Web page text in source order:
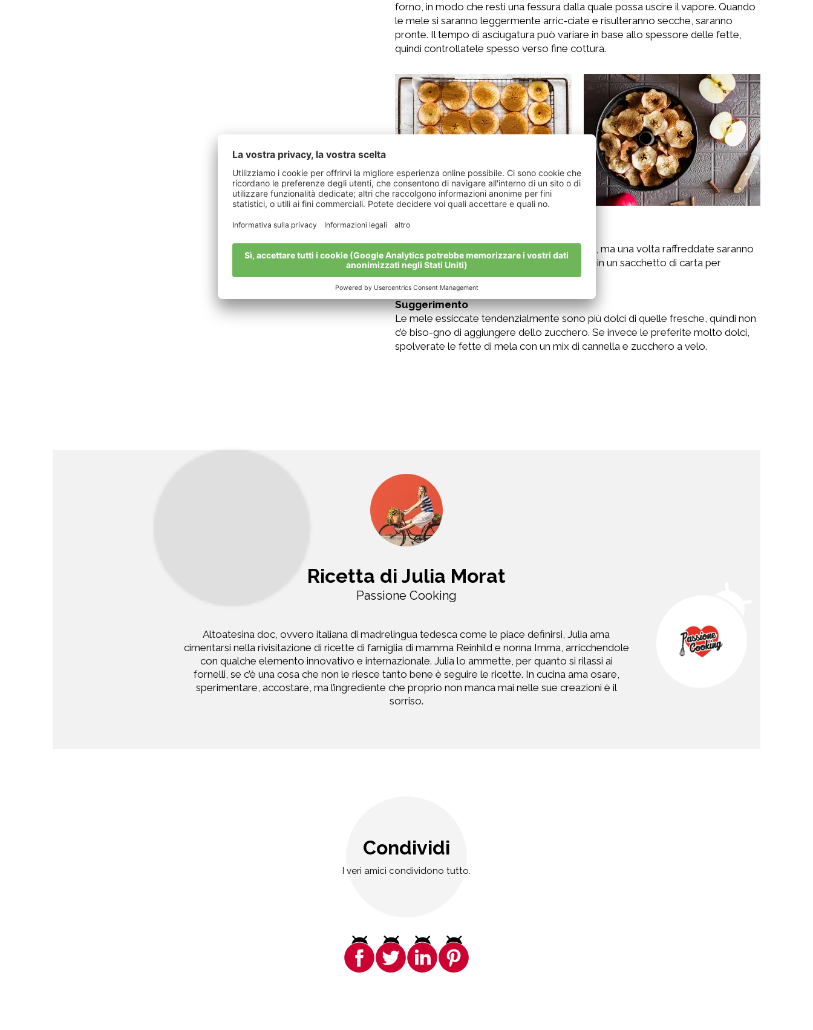
forno, in modo che resti una fessura dalla quale possa uscire il vapore. Quando
le mele si saranno leggermente arric-ciate e risulteranno secche, saranno
pronte. Il tempo di asciugatura può variare in base allo spessore delle fette,
quindi controllatele spesso verso fine cottura.
Inizialmente saranno ancora un po’ morbide, ma una volta raffreddate saranno
belle croccanti. Conservate le chips di mela in un sacchetto di carta per
mantenere la loro croc-cantezza.
Suggerimento
Le mele essiccate tendenzialmente sono più dolci di quelle fresche, quindi non
c’è biso-gno di aggiungere dello zucchero. Se invece le preferite molto dolci,
spolverate le fette di mela con un mix di cannella e zucchero a velo.
Ricetta di Julia Morat
Passione Cooking
Altoatesina doc, ovvero italiana di madrelingua tedesca come le piace definirsi, Julia ama
cimentarsi nella rivisitazione di ricette di famiglia di mamma Reinhild e nonna Imma, arricchendole
con qualche elemento innovativo e internazionale. Julia lo ammette, per quanto si rilassi ai
fornelli, se c’è una cosa che non le riesce tanto bene è seguire le ricette. In cucina ama osare,
sperimentare, accostare, ma l’ingrediente che proprio non manca mai nelle sue creazioni è il
sorriso.
Condividi
I veri amici condividono tutto.